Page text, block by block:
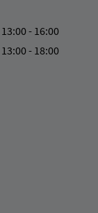
13:00 - 16:00
13:00 - 18:00